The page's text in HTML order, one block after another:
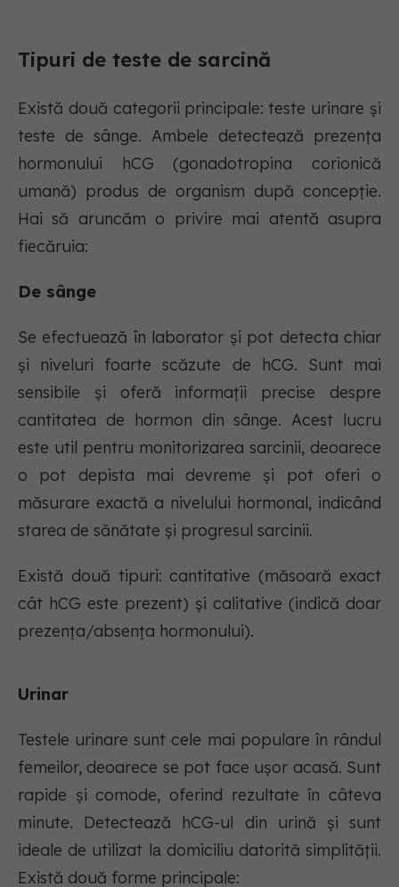
Tipuri de teste de sarcină
Există două categorii principale: teste urinare și
teste de sânge. Ambele detectează prezența
hormonului hCG (gonadotropina corionică
umană) produs de organism după concepție.
Hai să aruncăm o privire mai atentă asupra
fiecăruia:
De sânge
Se efectuează în laborator și pot detecta chiar
și niveluri foarte scăzute de hCG. Sunt mai
sensibile și oferă informații precise despre
cantitatea de hormon din sânge. Acest lucru
este util pentru monitorizarea sarcinii, deoarece
o pot depista mai devreme și pot oferi o
măsurare exactă a nivelului hormonal, indicând
starea de sănătate și progresul sarcinii.
Există două tipuri: cantitative (măsoară exact
cât hCG este prezent) și calitative (indică doar
prezența/absența hormonului).
Urinar
Testele urinare sunt cele mai populare în rândul
femeilor, deoarece se pot face ușor acasă. Sunt
rapide și comode, oferind rezultate în câteva
minute. Detectează hCG-ul din urină și sunt
ideale de utilizat lа domiciliu datorită simplității.
Există două forme principale: